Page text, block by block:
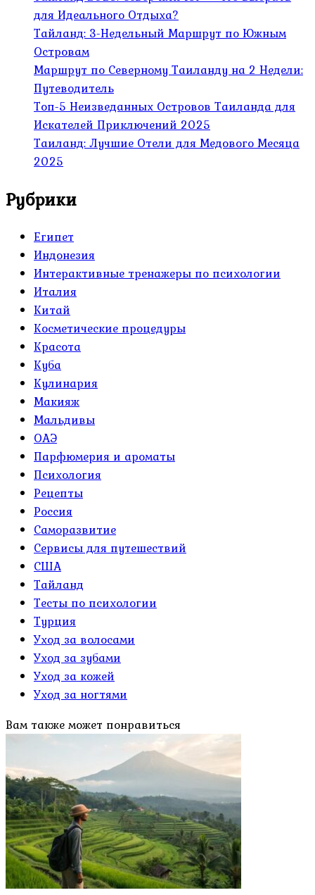
для Идеального Отдыха?
Тайланд: 3-Недельный Маршрут по Южным
Островам
Маршрут по Северному Таиланду на 2 Недели:
Путеводитель
Топ-5 Неизведанных Островов Таиланда для
Искателей Приключений 2025
Таиланд: Лучшие Отели для Медового Месяца
2025
Рубрики
Египет
Индонезия
Интерактивные тренажеры по психологии
Италия
Китай
Косметические процедуры
Красота
Куба
Кулинария
Макияж
Мальдивы
ОАЭ
Парфюмерия и ароматы
Психология
Рецепты
Россия
Саморазвитие
Сервисы для путешествий
США
Тайланд
Тесты по психологии
Турция
Уход за волосами
Уход за зубами
Уход за кожей
Уход за ногтями
Вам также может понравиться